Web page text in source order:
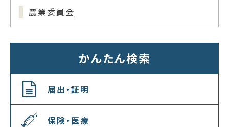
農業委員会
かんたん検索
届出・証明
保険・医療